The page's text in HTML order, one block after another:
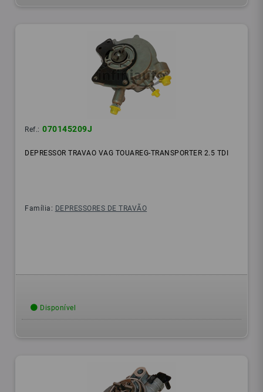
Ref.: 070145209J
DEPRESSOR TRAVAO VAG TOUAREG-TRANSPORTER 2.5 TDI
Família: DEPRESSORES DE TRAVÃO
Disponível